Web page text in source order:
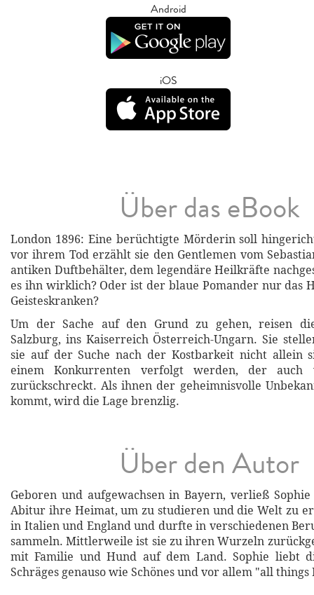
Android
iOS
Über das eBook
London 1896: Eine berüchtigte Mörderin soll
vor ihrem Tod erzählt sie den Gentlemen vom
antiken Duftbehälter, dem legendäre Heilkräfte
es ihn wirklich? Oder ist der blaue Pomander nur das
Geisteskranken?
Um der Sache auf den Grund zu gehen, reisen
Salzburg, ins Kaiserreich Österreich-Ungarn. Sie
sie auf der Suche nach der Kostbarkeit nicht allein
einem Konkurrenten verfolgt werden, der
zurückschreckt. Als ihnen der geheimnisvolle
kommt, wird die Lage brenzlig.
Über den Autor
Geboren und aufgewachsen in Bayern, verließ
Abitur ihre Heimat, um zu studieren und die Welt zu
in Italien und England und durfte in verschiedenen
sammeln. Mittlerweile ist sie zu ihren Wurzeln
mit Familie und Hund auf dem Land. Sophie liebt
Schräges genauso wie Schönes und vor allem "all